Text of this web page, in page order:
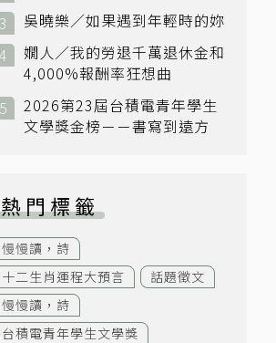
吳曉樂／如果遇到年輕時的妳
嫺人／我的勞退千萬退休金和
4,000%報酬率狂想曲
2026第23屆台積電青年學生
文學獎金榜－－書寫到遠方
熱門標籤
慢慢讀，詩
十二生肖運程大預言
話題徵文
慢慢讀，詩
台積電青年學生文學獎